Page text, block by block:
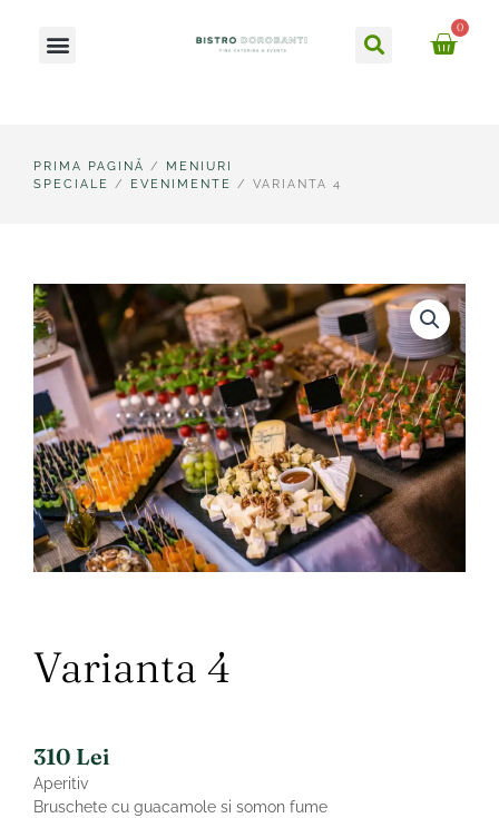
content
Meniu Caută
0
PRIMA PAGINĂ / MENIURI
SPECIALE / EVENIMENTE / VARIANTA 4
Varianta 4
310 Lei
Aperitiv
Bruschete cu guacamole si somon fume